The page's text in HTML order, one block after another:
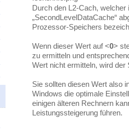
Durch den L2-Cach,
„SecondLevelDataCache“
Prozessor-Speichers
Wenn dieser Wert auf <0>
zu ermitteln und
Wert nicht ermitteln, wird
Sie sollten diesen Wert also
Windows die optimale
einigen älteren Rechnern
Leistungssteigerung führen.